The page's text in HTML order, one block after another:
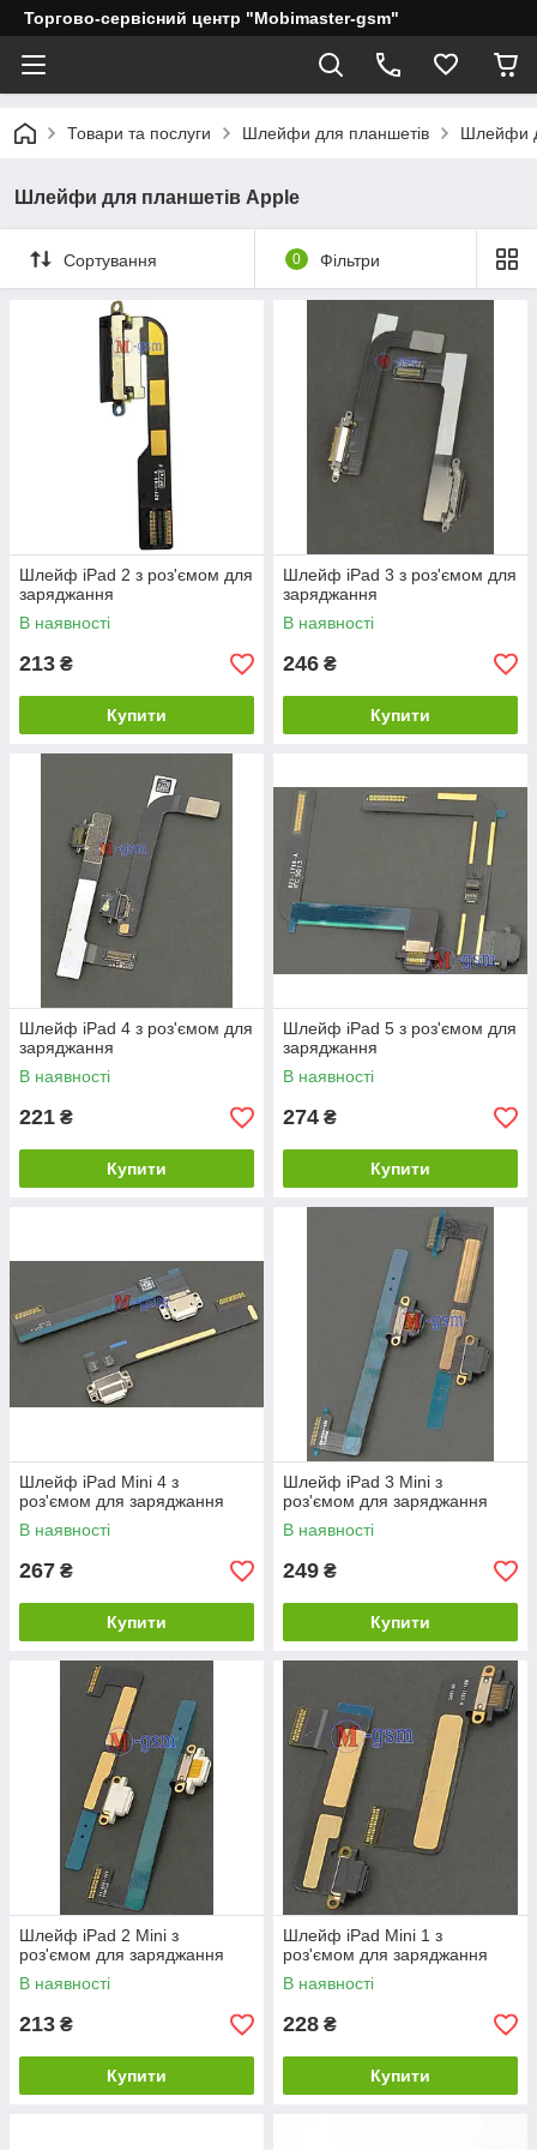
Торгово-сервісний центр "Mobimaster-gsm"
Товари та послуги Шлейфи для планшетів Шлейфи
Шлейфи для планшетів Apple
Сортування 0 Фільтри
Шлейф iPad 2 з роз'ємом для
заряджання
В наявності
213 ₴
Купити
Шлейф iPad 3 з роз'ємом для
заряджання
В наявності
246 ₴
Купити
Шлейф iPad 4 з роз'ємом для
заряджання
В наявності
221 ₴
Купити
Шлейф iPad 5 з роз'ємом для
заряджання
В наявності
274 ₴
Купити
Шлейф iPad Mini 4 з
роз'ємом для заряджання
В наявності
267 ₴
Купити
Шлейф iPad 3 Mini з
роз'ємом для заряджання
В наявності
249 ₴
Купити
Шлейф iPad 2 Mini з
роз'ємом для заряджання
В наявності
213 ₴
Купити
Шлейф iPad Mini 1 з
роз'ємом для заряджання
В наявності
228 ₴
Купити